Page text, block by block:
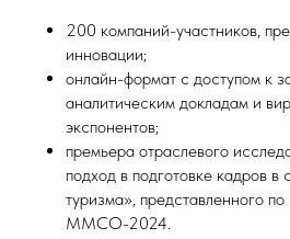
200 компаний-участников,
инновации;
онлайн-формат с доступом к
аналитическим докладам и
экспонентов;
премьера отраслевого
подход в подготовке кадров в
туризма», представленного
ММСО-2024.